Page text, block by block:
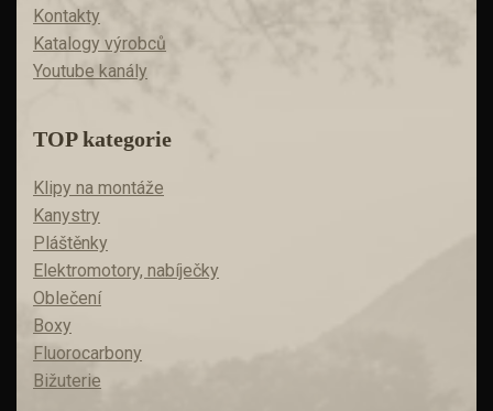
Kontakty
Katalogy výrobců
Youtube kanály
TOP kategorie
Klipy na montáže
Kanystry
Pláštěnky
Elektromotory, nabíječky
Oblečení
Boxy
Fluorocarbony
Bižuterie